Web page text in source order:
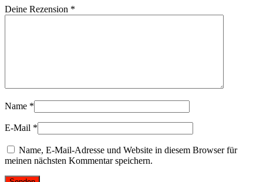
Deine Rezension *
Name *
E-Mail *
Name, E-Mail-Adresse und Website in diesem Browser für
meinen nächsten Kommentar speichern.